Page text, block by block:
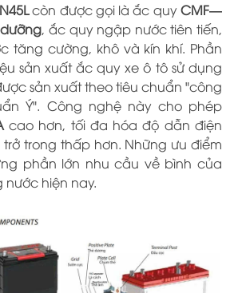
còn được gọi là ắc quyCMF—
, ắc quy ngập nước tiên tiến,
tăng cường, khô và kín khí. Phần
sản xuất ắc quy xe ô tô sử dụng
sản xuất theo tiêu chuẩn "công
Ý". Công nghệ này cho phép
cao hơn, tối đa hóa độ dẫn điện
trong thấp hơn. Những ưu điểm
phần lớn nhu cầu về bình của
hiện nay.